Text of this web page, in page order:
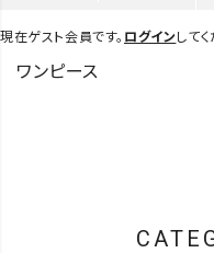
現在ゲスト会員です。 ログインしてく
ワンピース